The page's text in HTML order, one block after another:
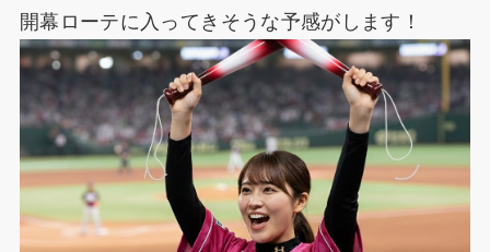
開幕ローテに入ってきそうな予感がします！